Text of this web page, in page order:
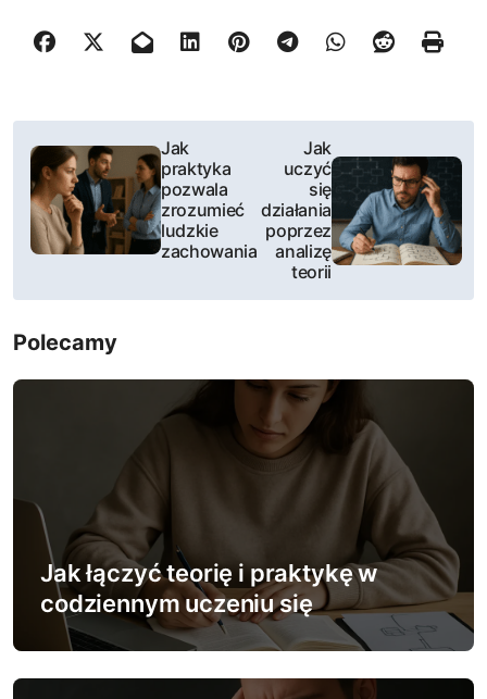
N
w
a
i
s
Jak
praktyka
pozwala
zrozumieć
ludzkie
zachowania
Jak
uczyć
się
działania
poprzez
analizę
teorii
Polecamy
Jak łączyć teorię i praktykę w
codziennym uczeniu się